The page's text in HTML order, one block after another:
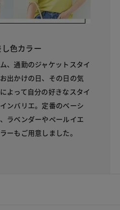
色カラー
、通勤のジャケットスタイ
出かけの日、その日の気
よって自分の好きなスタイ
ンバリエ。定番のベーシ
ラベンダーやペールイエ
ーもご用意しました。